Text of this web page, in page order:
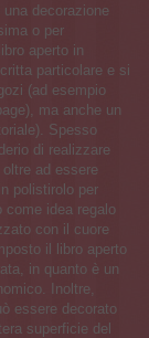
decorazione
o per
aperto in
particolare e si
(ad esempio
ma anche un
Spesso
di realizzare
ad essere
polistirolo per
come idea regalo
con il cuore
il libro aperto
in quanto è un
Inoltre,
essere decorato
superficie del